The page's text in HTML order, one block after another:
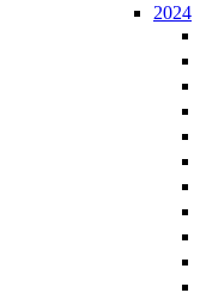
2024